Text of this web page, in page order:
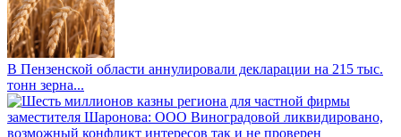
В Пензенской области аннулировали декларации на 215 тыс.
тонн зерна...